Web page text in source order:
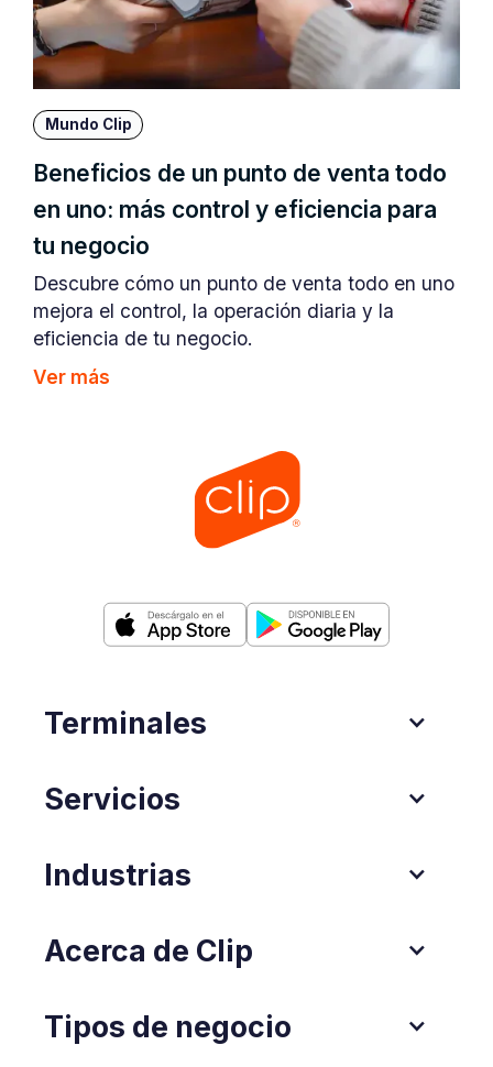
Mundo Clip
Beneficios de un punto de venta todo
en uno: más control y eficiencia para
tu negocio
Descubre cómo un punto de venta todo en uno
mejora el control, la operación diaria y la
eficiencia de tu negocio.
Ver más
Terminales
Servicios
Industrias
Acerca de Clip
Tipos de negocio